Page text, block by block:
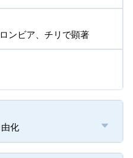
ンビア、チリで顕著
化